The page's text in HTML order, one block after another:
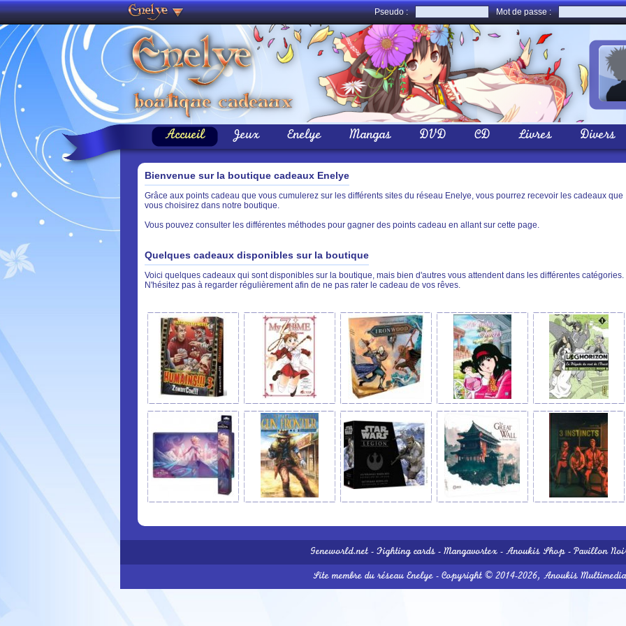
Pseudo : Mot de passe :
Accueil Jeux Enelye Mangas DVD CD Livres Divers
Bienvenue sur la boutique cadeaux Enelye
Grâce aux points cadeau que vous cumulerez sur les différents sites du réseau Enelye, vous pourrez recevoir les cadeaux que
vous choisirez dans notre boutique.
Vous pouvez consulter les différentes méthodes pour gagner des points cadeau en allant sur cette page.
Quelques cadeaux disponibles sur la boutique
Voici quelques cadeaux qui sont disponibles sur la boutique, mais bien d'autres vous attendent dans les différentes catégories.
N'hésitez pas à regarder régulièrement afin de ne pas rater le cadeau de vos rêves.
Geneworld.net - Fighting cards - Mangavortex - Anoukis Shop - Pavillon
Site membre du réseau Enelye- Copyright © 2014-2026, Anoukis Multimedia